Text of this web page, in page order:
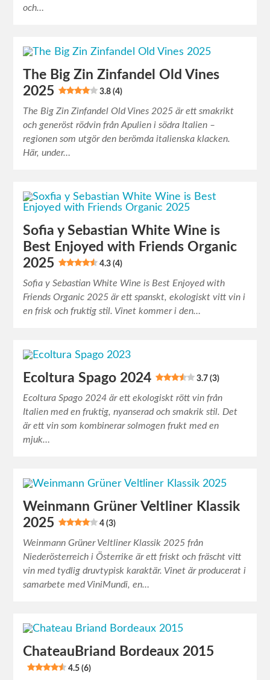
och…
The Big Zin Zinfandel Old Vines
2025
3.8 (4)
The Big Zin Zinfandel Old Vines 2025 är ett smakrikt
och generöst rödvin från Apulien i södra Italien –
regionen som utgör den berömda italienska klacken.
Här, under…
Sofia y Sebastian White Wine is
Best Enjoyed with Friends Organic
2025
4.3 (4)
Sofia y Sebastian White Wine is Best Enjoyed with
Friends Organic 2025 är ett spanskt, ekologiskt vitt vin i
en frisk och fruktig stil. Vinet kommer i den…
Ecoltura Spago 2024 3.7 (3)
Ecoltura Spago 2024 är ett ekologiskt rött vin från
Italien med en fruktig, nyanserad och smakrik stil. Det
är ett vin som kombinerar solmogen frukt med en
mjuk…
Weinmann Grüner Veltliner Klassik
2025
4 (3)
Weinmann Grüner Veltliner Klassik 2025 från
Niederösterreich i Österrike är ett friskt och fräscht vitt
vin med tydlig druvtypisk karaktär. Vinet är producerat i
samarbete med ViniMundi, en…
ChateauBriand Bordeaux 2015
4.5 (6)